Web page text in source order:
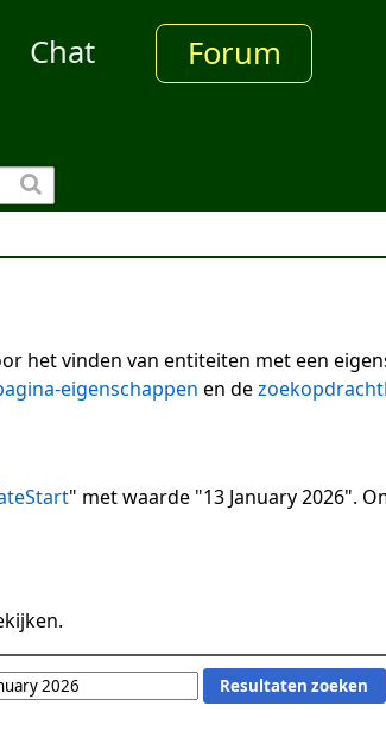
Chat Forum
het vinden van entiteiten met een
eigenschappen en de
" met waarde "13 January 2026".